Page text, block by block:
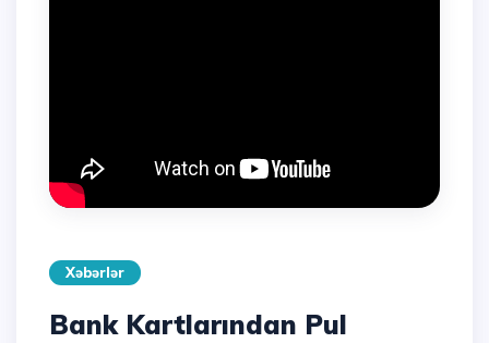
Xəbərlər
Bank Kartlarından Pul